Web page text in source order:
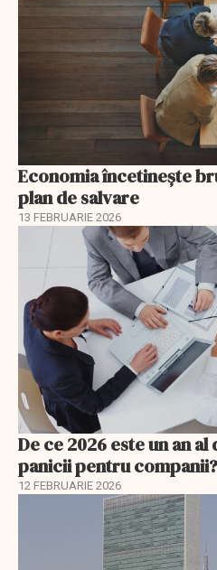
Economia încetinește
plan de salvare
13 FEBRUARIE 2026
De ce 2026 este un an
panicii pentru companii?
12 FEBRUARIE 2026